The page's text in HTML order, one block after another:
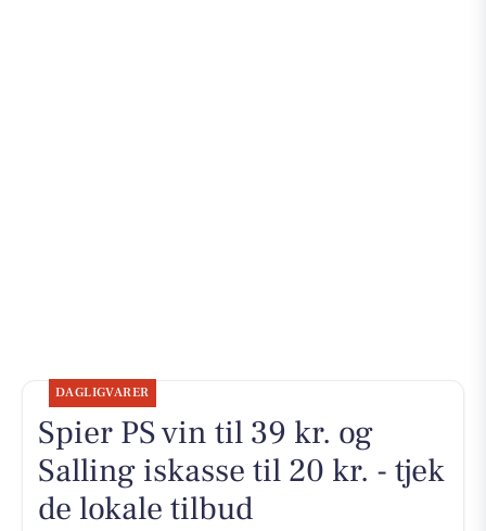
DAGLIGVARER
Spier PS vin til 39 kr. og
Salling iskasse til 20 kr. - tjek
de lokale tilbud